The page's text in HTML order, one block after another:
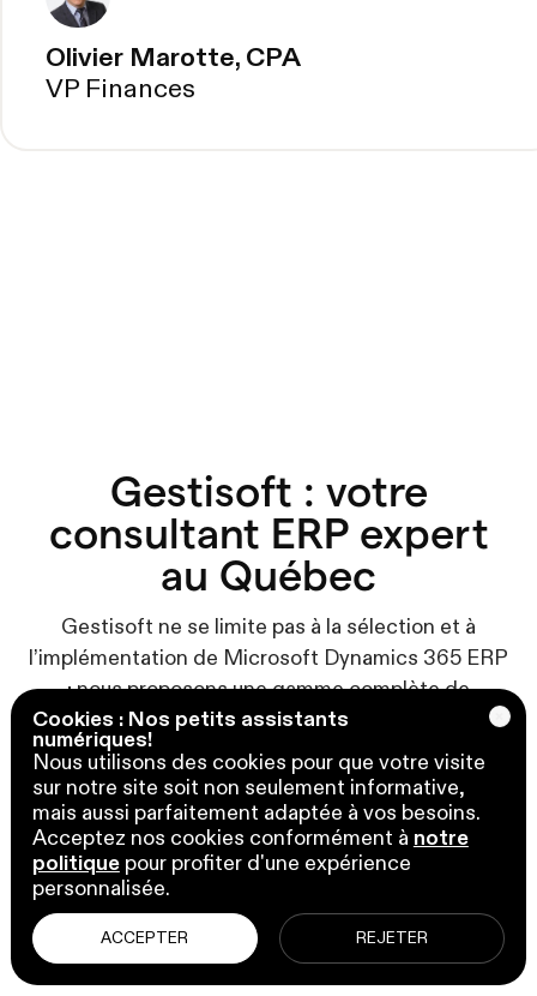
Cookies : Nos petits assistants
numériques!
Nous utilisons des cookies pour que votre visite
sur notre site soit non seulement informative,
mais aussi parfaitement adaptée à vos besoins.
Acceptez nos cookies conformément à notre
politiquepour profiter d'une expérience
personnalisée.
ACCEPTER REJETER
Olivier Marotte, CPA
VP Finances
Gestisoft : votre
consultant ERP expert
au Québec
Gestisoft ne se limite pas à la sélection et à
l’implémentation de Microsoft Dynamics 365 ERP
; nous proposons une gamme complète de
services de conseil ERP et de solutions expertes,
conçus pour rationaliser et optimiser toutes vos
opérations.
Nos consultants ERP à Québec sont dédiés à
obtenir des résultats exceptionnels, en vous
accompagnant à chaque étape – de la planification
stratégique à une mise en œuvre fluide et une